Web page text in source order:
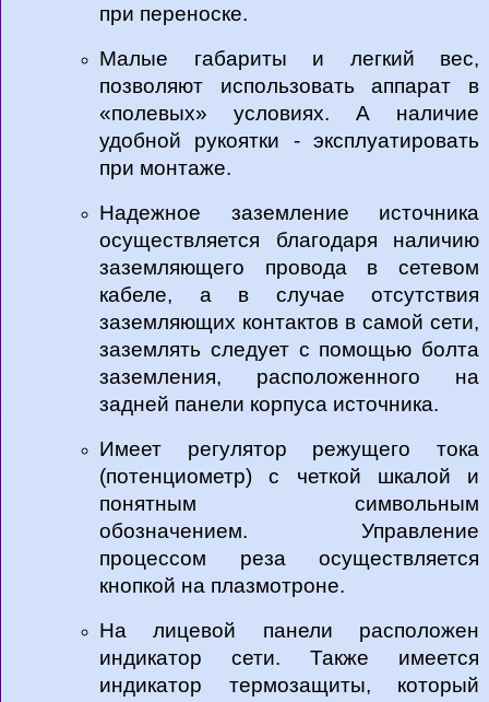
при переноске.
Малые габариты и легкий вес,
позволяют использовать аппарат в
«полевых» условиях. А наличие
удобной рукоятки - эксплуатировать
при монтаже.
Надежное заземление источника
осуществляется благодаря наличию
заземляющего провода в сетевом
кабеле, а в случае отсутствия
заземляющих контактов в самой сети,
заземлять следует с помощью болта
заземления, расположенного на
задней панели корпуса источника.
Имеет регулятор режущего тока
(потенциометр) с четкой шкалой и
понятным символьным
обозначением. Управление
процессом реза осуществляется
кнопкой на плазмотроне.
На лицевой панели расположен
индикатор сети. Также имеется
индикатор термозащиты, который